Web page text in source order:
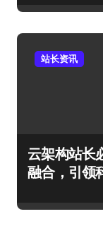
站长资讯
云架构站长
融合，引领